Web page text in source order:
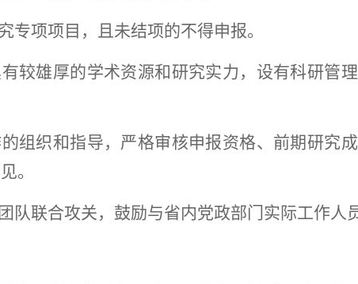
专项项目，且未结项的不得申报。
较雄厚的学术资源和研究实力，设有科研管
组织和指导，严格审核申报资格、前期研究
。
队联合攻关，鼓励与省内党政部门实际工作人